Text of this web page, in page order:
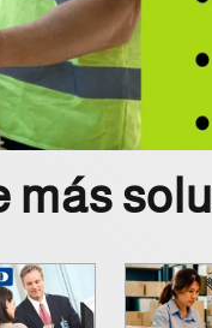
más